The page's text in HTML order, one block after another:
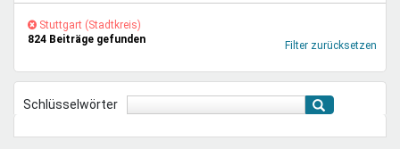
Mentoren & Projekte
Schule & Beruf
(-) Stuttgart
(Stadtkreis)-
entfernen
Stuttgart (Stadtkreis)
Filter zurücksetzen
824 Beiträge gefunden
Schlüsselwörter